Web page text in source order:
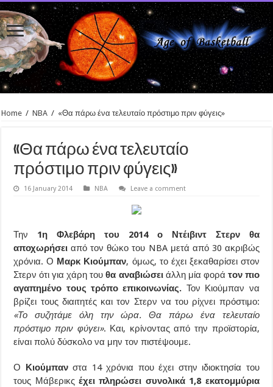
Home / NBA / «Θα πάρω ένα τελευταίο πρόστιμο πριν φύγεις»
«Θα πάρω ένα τελευταίο
πρόστιμο πριν φύγεις»
16 January 2014 NBA Leave a comment
Την 1η Φλεβάρη του 2014 ο Ντέιβιντ Στερν θα
αποχωρήσει από τον θώκο του NBA μετά από 30 ακριβώς
χρόνια. Ο Μαρκ Κιούμπαν, όμως, το έχει ξεκαθαρίσει στον
Στερν ότι για χάρη τουθα αναβιώσει άλλη μία φορά τον πιο
αγαπημένο τους τρόπο επικοινωνίας. Τον Κιούμπαν να
βρίζει τους διαιτητές και τον Στερν να του ρίχνει πρόστιμο:
«Το συζητάμε όλη την ώρα. Θα πάρω ένα τελευταίο
πρόστιμο πριν φύγει». Και, κρίνοντας από την προϊστορία,
είναι πολύ δύσκολο να μην τον πιστέψουμε.
Ο Κιούμπανστα 14 χρόνια που έχει στην ιδιοκτησία του
τους Μάβερικςέχει πληρώσει συνολικά 1,8 εκατομμύρια